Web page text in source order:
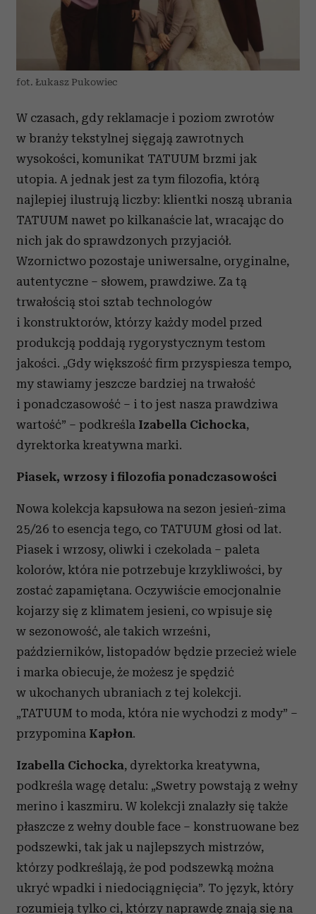
fot. Łukasz Pukowiec
W czasach, gdy reklamacje i poziom zwrotów
w branży tekstylnej sięgają zawrotnych
wysokości, komunikat TATUUM brzmi jak
utopia. A jednak jest za tym filozofia, którą
najlepiej ilustrują liczby: klientki noszą ubrania
TATUUM nawet po kilkanaście lat, wracając do
nich jak do sprawdzonych przyjaciół.
Wzornictwo pozostaje uniwersalne, oryginalne,
autentyczne – słowem, prawdziwe. Za tą
trwałością stoi sztab technologów
i konstruktorów, którzy każdy model przed
produkcją poddają rygorystycznym testom
jakości. „Gdy większość firm przyspiesza tempo,
my stawiamy jeszcze bardziej na trwałość
i ponadczasowość – i to jest nasza prawdziwa
wartość” – podkreśla Izabella Cichocka,
dyrektorka kreatywna marki.
Piasek, wrzosy i filozofia ponadczasowości
Nowa kolekcja kapsułowa na sezon jesień-zima
25/26 to esencja tego, co TATUUM głosi od lat.
Piasek i wrzosy, oliwki i czekolada – paleta
kolorów, która nie potrzebuje krzykliwości, by
zostać zapamiętana. Oczywiście emocjonalnie
kojarzy się z klimatem jesieni, co wpisuje się
w sezonowość, ale takich wrześni,
październików, listopadów będzie przecież wiele
i marka obiecuje, że możesz je spędzić
w ukochanych ubraniach z tej kolekcji.
„TATUUM to moda, która nie wychodzi z mody” –
przypomina Kapłon.
Izabella Cichocka, dyrektorka kreatywna,
podkreśla wagę detalu: „Swetry powstają z wełny
merino i kaszmiru. W kolekcji znalazły się także
płaszcze z wełny double face – konstruowane bez
podszewki, tak jak u najlepszych mistrzów,
którzy podkreślają, że pod podszewką można
ukryć wpadki i niedociągnięcia”. To język, który
rozumieją tylko ci, którzy naprawdę znają się na